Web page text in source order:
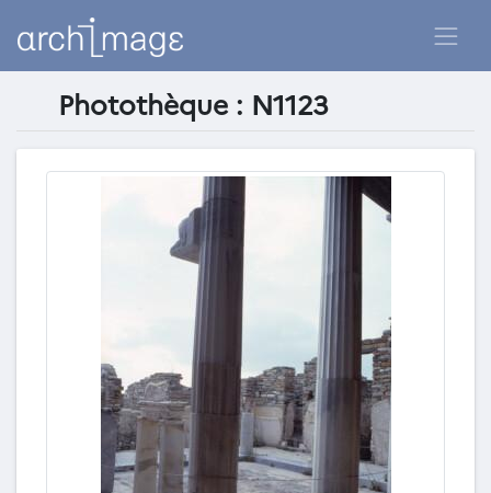
Photothèque : N1123